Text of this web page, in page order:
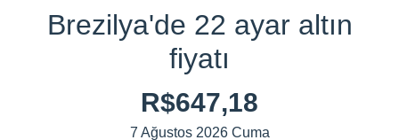
Brezilya'de 22 ayar altın
fiyatı
R$647,18
7 Ağustos 2026 Cuma